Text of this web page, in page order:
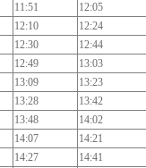
11:51 12:05
12:10 12:24
12:30 12:44
12:49 13:03
13:09 13:23
13:28 13:42
13:48 14:02
14:07 14:21
14:27 14:41